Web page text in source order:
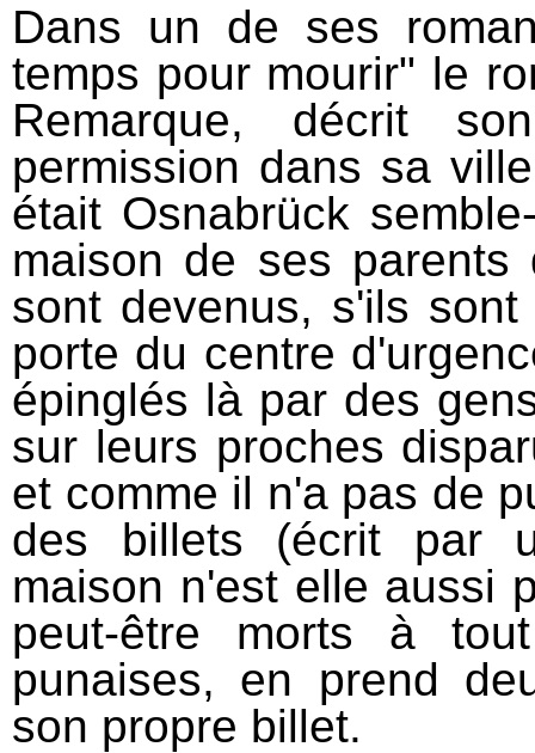
Dans un de ses
temps pour mourir" le
Remarque, décrit
permission dans sa
était Osnabrück
maison de ses
sont devenus, s'ils
porte du centre
épinglés là par des
sur leurs proches
et comme il n'a pas de
des billets (écrit par
maison n'est elle aussi
peut-être morts à
punaises, en prend
son propre billet.